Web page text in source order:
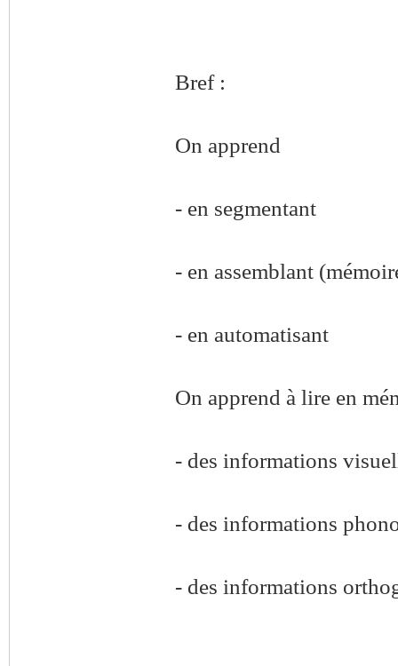
Bref :
On apprend
- en segmentant
- en assemblant
- en automatisant
On apprend à lire en
- des informations
- des informations
- des informations